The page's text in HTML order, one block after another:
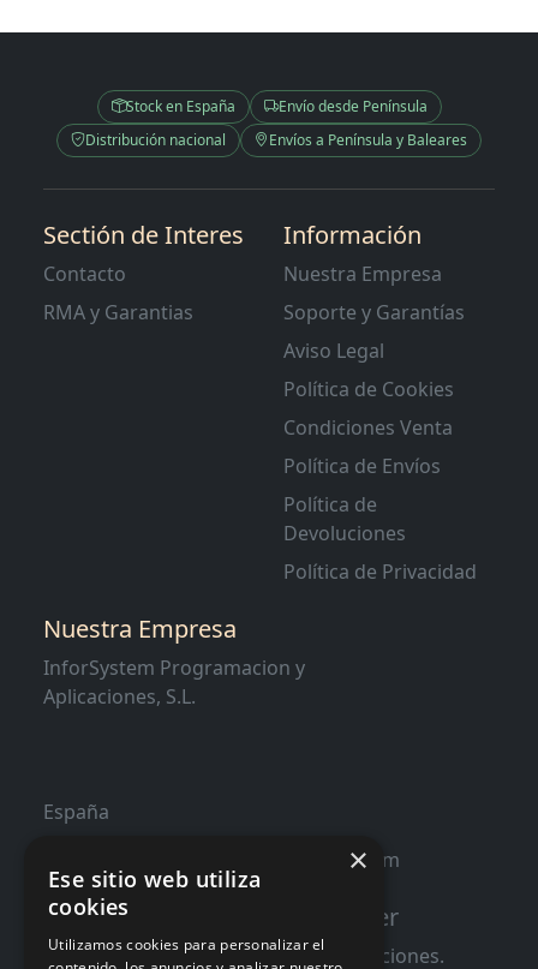
Stock en España
Envío desde Península
Distribución nacional
Envíos a Península y Baleares
Sectión de Interes
Contacto
RMA y Garantias
Información
Nuestra Empresa
Soporte y Garantías
Aviso Legal
Política de Cookies
Condiciones Venta
Política de Envíos
Política de
Devoluciones
Política de Privacidad
Nuestra Empresa
InforSystem Programacion y
Aplicaciones, S.L.
España
contacto@distribucioninformatica.com
Suscribete a nuestro Newsletter
Te informaremos de ofertas y promociones.
×
Ese sitio web utiliza
cookies
Utilizamos cookies para personalizar el